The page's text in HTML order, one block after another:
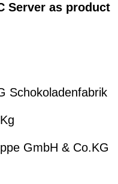
Server as product
Schokoladenfabrik
GmbH & Co.KG